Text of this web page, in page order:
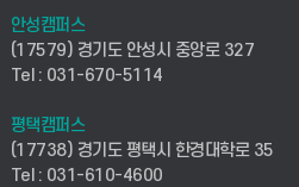
컴퓨터응용수학부
ICT로봇기계공학부
시설바로처리서비스
연구실안전관리시스템
산학연구관리시스템
취업지원센터
창업지원센터
현장실습지원센터
안성캠퍼스
(17579) 경기도 안성시 중앙로 327
Tel : 031-670-5114
평택캠퍼스
(17738) 경기도 평택시 한경대학로 35
Tel : 031-610-4600